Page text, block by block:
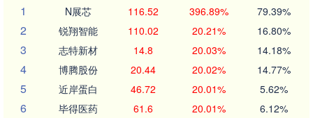
1
N展芯 116.52 396.89% 79.39%
2 锐翔智能 110.02 20.21% 16.80%
3 志特新材 14.8 20.03% 14.18%
4 博腾股份 20.44 20.02% 14.77%
5 近岸蛋白 46.72 20.01% 5.62%
6 毕得医药 61.6 20.01% 6.12%